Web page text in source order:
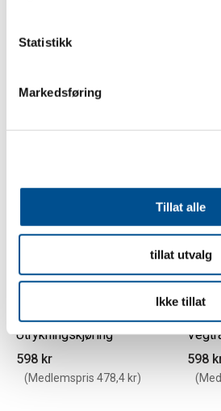
Statistikk
Markedsføring
Tillat alle
tillat utvalg
Ikke tillat
RELATERTE
Utrykningskjøring
598 kr
(Medlemspris 478,4 kr)
598